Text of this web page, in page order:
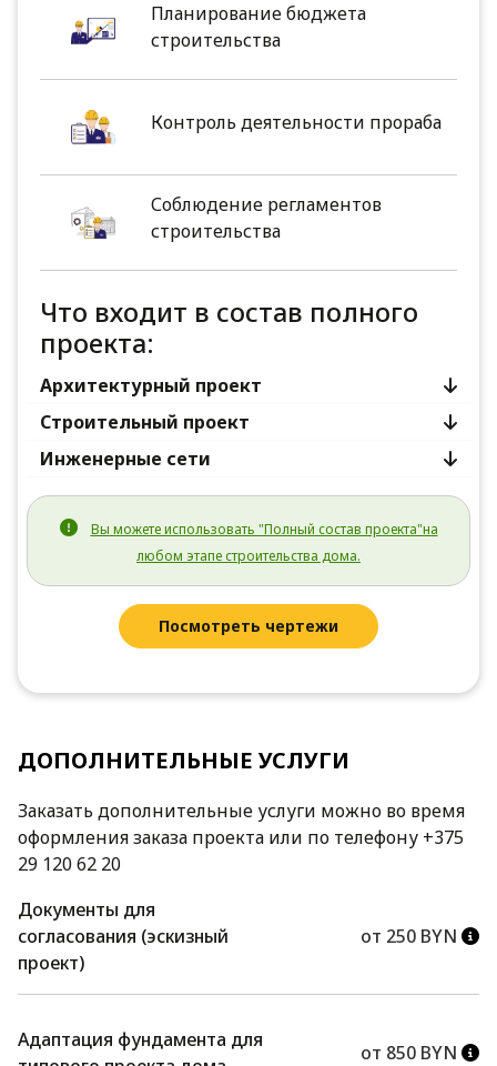
Планирование бюджета
строительства
Контроль деятельности прораба
Соблюдение регламентов
строительства
Что входит в состав полного
проекта:
Архитектурный проект
Строительный проект
Инженерные сети
Вы можете использовать "Полный состав проекта"на
любом этапе строительства дома.
Посмотреть чертежи
ДОПОЛНИТЕЛЬНЫЕ УСЛУГИ
Заказать дополнительные услуги можно во время
оформления заказа проекта или по телефону +375
29 120 62 20
Документы для
согласования (эскизный
проект)
от 250 BYN
Адаптация фундамента для
от 850 BYN